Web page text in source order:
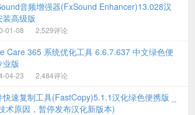
音频增强器(FxSound Enhancer)13.028汉
装高级版
01-08 2,529评论
Care 365 系统优化工具 6.6.7.637 中文绿色便
业版
04-23 2,484评论
快速复制工具(FastCopy)5.1.1汉化绿色便携版 _
术原因，暂停发布汉化新版本)